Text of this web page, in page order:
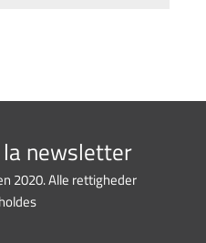
newsletter
2020. Alle rettigheder